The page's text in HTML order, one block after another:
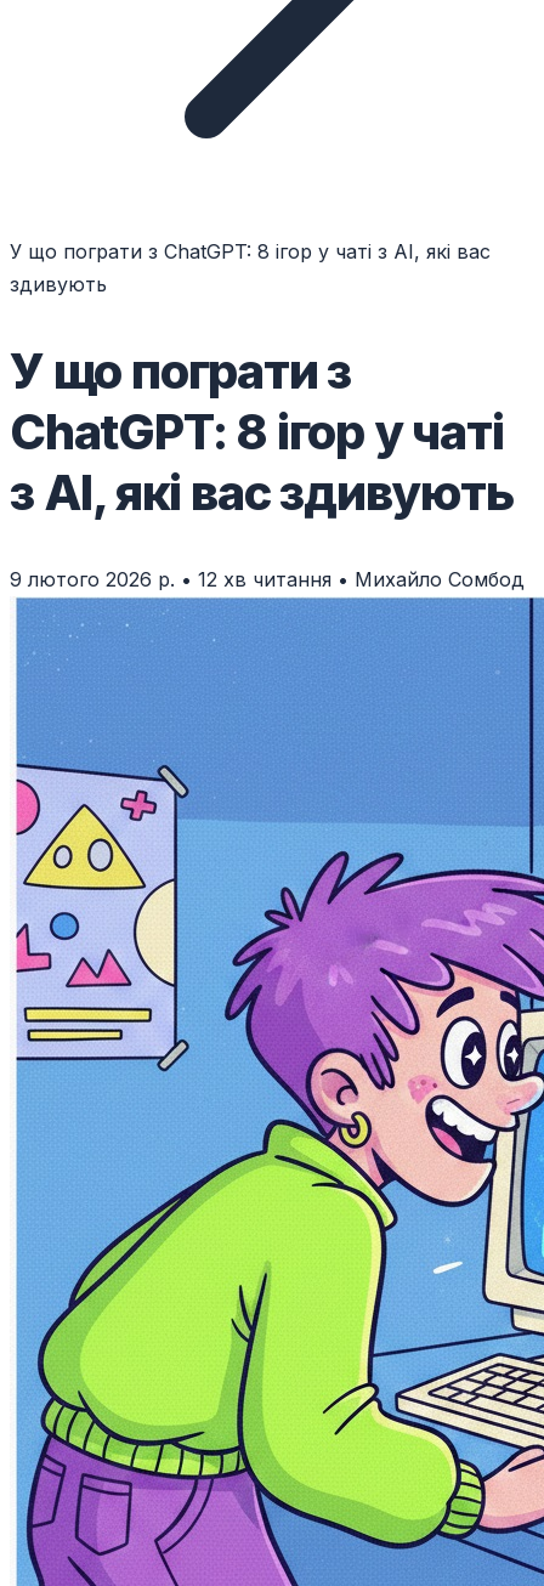
У що пограти з ChatGPT: 8 ігор у чаті з AI, які вас
здивують
У що пограти з
ChatGPT: 8 ігор у чаті
з AI, які вас здивують
9 лютого 2026 р. • 12 хв читання • Михайло Сомбод